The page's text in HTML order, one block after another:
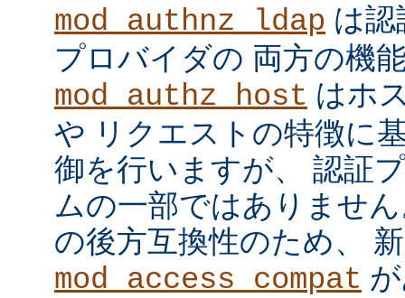
mod_authnz_ldap は
プロバイダの 両方の機
mod_authz_host はホ
や リクエストの特徴に
御を行いますが、 認証
ムの一部ではありませ
の後方互換性のため、
mod_access_compat